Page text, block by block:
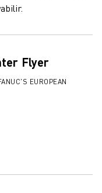
Flyer
EUROPEAN